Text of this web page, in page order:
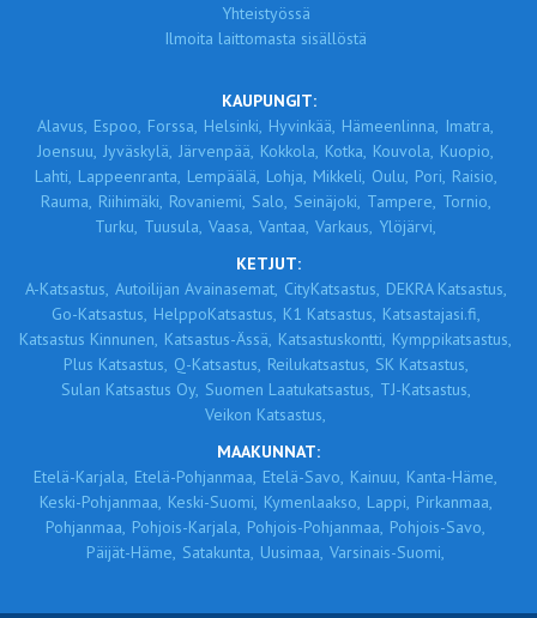
Yhteistyössä
Ilmoita laittomasta sisällöstä
KAUPUNGIT:
Alavus, Espoo, Forssa, Helsinki, Hyvinkää, Hämeenlinna, Imatra,
Joensuu, Jyväskylä, Järvenpää, Kokkola, Kotka, Kouvola, Kuopio,
Lahti, Lappeenranta, Lempäälä, Lohja, Mikkeli, Oulu, Pori, Raisio,
Rauma, Riihimäki, Rovaniemi, Salo, Seinäjoki, Tampere, Tornio,
Turku, Tuusula, Vaasa, Vantaa, Varkaus, Ylöjärvi,
KETJUT:
A-Katsastus, Autoilijan Avainasemat, CityKatsastus, DEKRA Katsastus,
Go-Katsastus, HelppoKatsastus, K1 Katsastus, Katsastajasi.fi,
Katsastus Kinnunen, Katsastus-Ässä, Katsastuskontti, Kymppikatsastus,
Plus Katsastus, Q-Katsastus, Reilukatsastus, SK Katsastus,
Sulan Katsastus Oy, Suomen Laatukatsastus, TJ-Katsastus,
Veikon Katsastus,
MAAKUNNAT:
Etelä-Karjala, Etelä-Pohjanmaa, Etelä-Savo, Kainuu, Kanta-Häme,
Keski-Pohjanmaa, Keski-Suomi, Kymenlaakso, Lappi, Pirkanmaa,
Pohjanmaa, Pohjois-Karjala, Pohjois-Pohjanmaa, Pohjois-Savo,
Päijät-Häme, Satakunta, Uusimaa, Varsinais-Suomi,